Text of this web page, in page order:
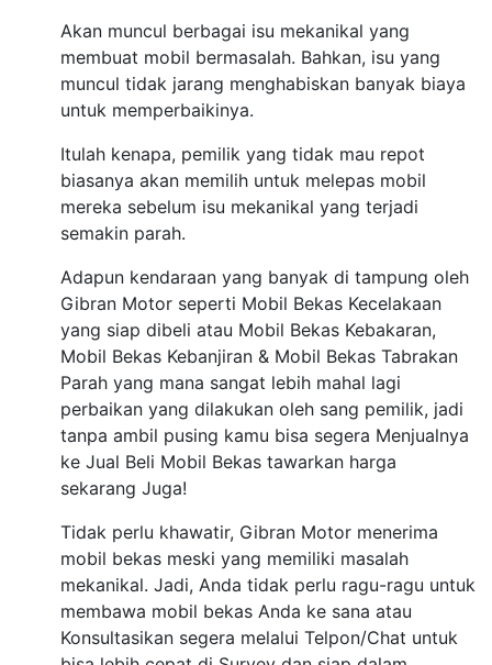
Akan muncul berbagai isu mekanikal yang
membuat mobil bermasalah. Bahkan, isu yang
muncul tidak jarang menghabiskan banyak biaya
untuk memperbaikinya.
Itulah kenapa, pemilik yang tidak mau repot
biasanya akan memilih untuk melepas mobil
mereka sebelum isu mekanikal yang terjadi
semakin parah.
Adapun kendaraan yang banyak di tampung oleh
Gibran Motor seperti Mobil Bekas Kecelakaan
yang siap dibeli atau Mobil Bekas Kebakaran,
Mobil Bekas Kebanjiran & Mobil Bekas Tabrakan
Parah yang mana sangat lebih mahal lagi
perbaikan yang dilakukan oleh sang pemilik, jadi
tanpa ambil pusing kamu bisa segera Menjualnya
ke Jual Beli Mobil Bekas tawarkan harga
sekarang Juga!
Tidak perlu khawatir, Gibran Motor menerima
mobil bekas meski yang memiliki masalah
mekanikal. Jadi, Anda tidak perlu ragu-ragu untuk
membawa mobil bekas Anda ke sana atau
Konsultasikan segera melalui Telpon/Chat untuk